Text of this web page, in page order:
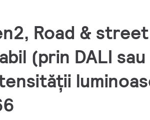
Road &
(prin DALI